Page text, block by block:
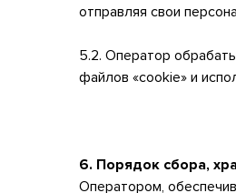
отправляя свои
5.2. Оператор
файлов «cookie» и
6. Порядок сбора,
Оператором,